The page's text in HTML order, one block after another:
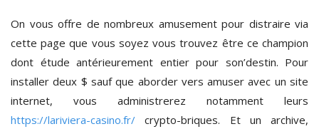
On vous offre de nombreux amusement pour distraire via
cette page que vous soyez vous trouvez être ce champion
dont étude antérieurement entier pour son’destin. Pour
installer deux $ sauf que aborder vers amuser avec un site
internet, vous administrerez notamment leurs
https://lariviera-casino.fr/ crypto-briques. Et un archive,